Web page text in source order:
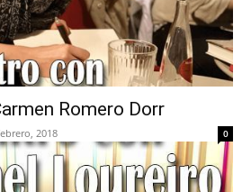
Romero Dorr
2018 0